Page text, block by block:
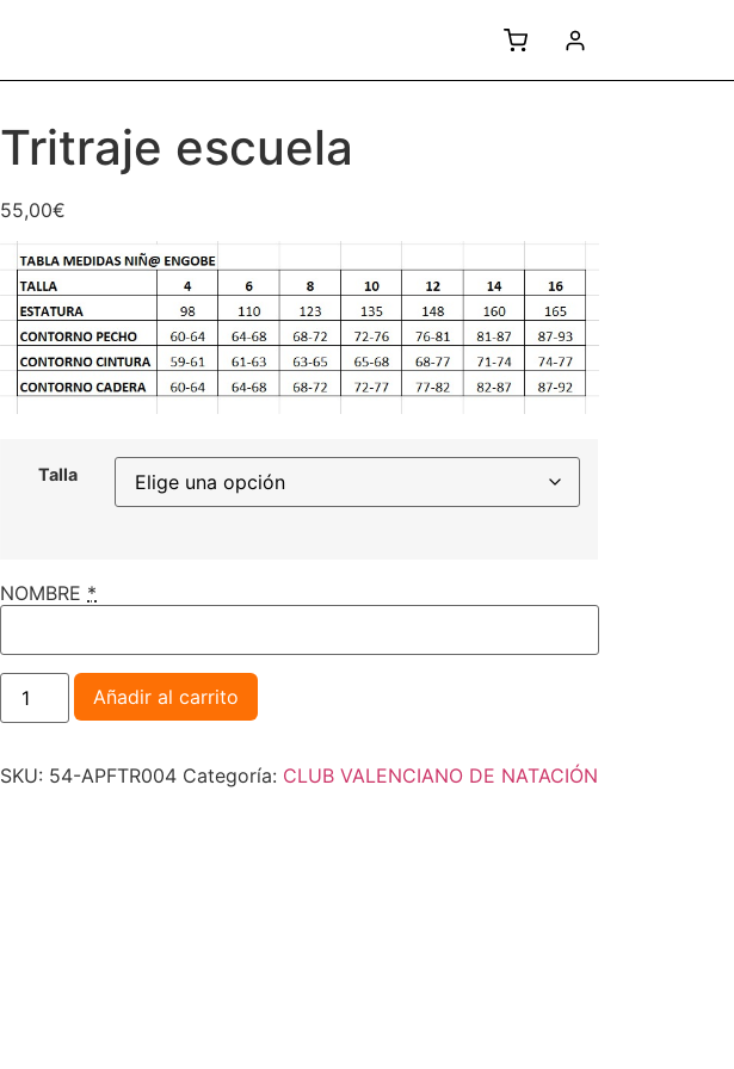
Tritraje escuela
55,00€
Talla
NOMBRE *
Añadir al carrito
SKU: 54-APFTR004 Categoría: CLUB VALENCIANO DE NATACIÓN